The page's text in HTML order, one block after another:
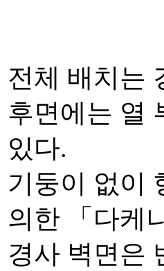
전체 배치는
후면에는 열
있다.
기둥이 없이
의한 「다케
경사 벽면은